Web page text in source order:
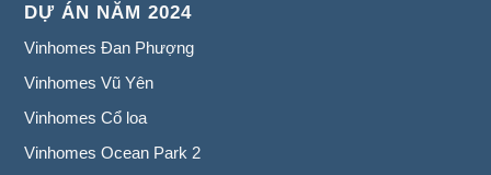
DỰ ÁN NĂM 2024
Vinhomes Đan Phượng
Vinhomes Vũ Yên
Vinhomes Cổ loa
Vinhomes Ocean Park 2